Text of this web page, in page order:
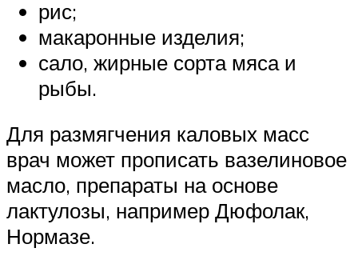
рис;
макаронные изделия;
сало, жирные сорта мяса и
рыбы.
Для размягчения каловых масс
врач может прописать вазелиновое
масло, препараты на основе
лактулозы, например Дюфолак,
Нормазе.